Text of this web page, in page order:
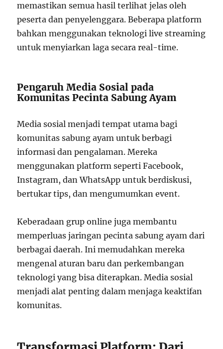
memastikan semua hasil terlihat jelas oleh
peserta dan penyelenggara. Beberapa platform
bahkan menggunakan teknologi live streaming
untuk menyiarkan laga secara real-time.
Pengaruh Media Sosial pada
Komunitas Pecinta Sabung Ayam
Media sosial menjadi tempat utama bagi
komunitas sabung ayam untuk berbagi
informasi dan pengalaman. Mereka
menggunakan platform seperti Facebook,
Instagram, dan WhatsApp untuk berdiskusi,
bertukar tips, dan mengumumkan event.
Keberadaan grup online juga membantu
memperluas jaringan pecinta sabung ayam dari
berbagai daerah. Ini memudahkan mereka
mengenal aturan baru dan perkembangan
teknologi yang bisa diterapkan. Media sosial
menjadi alat penting dalam menjaga keaktifan
komunitas.